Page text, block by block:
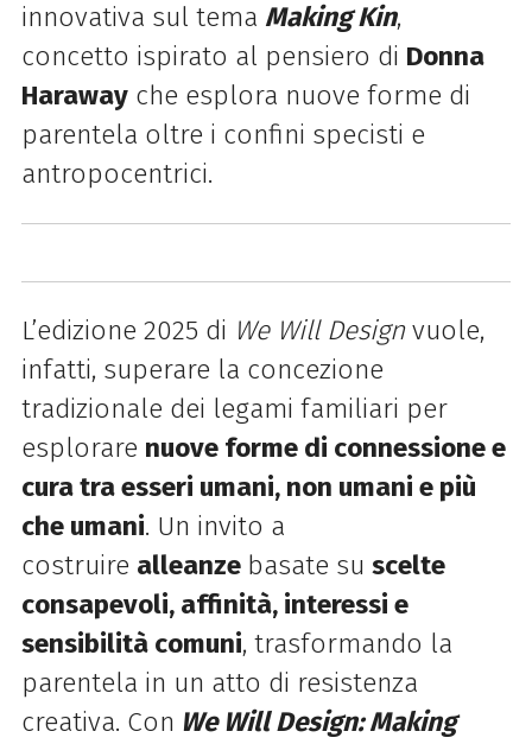
innovativa sul tema Making Kin,
concetto ispirato al pensiero di Donna
Harawayche esplora nuove forme di
parentela oltre i confini specisti e
antropocentrici.
L’edizione 2025 di We Will Design vuole,
infatti, superare la concezione
tradizionale dei legami familiari per
esplorare nuove forme di connessione e
cura tra esseri umani, non umani e più
che umani. Un invito a
costruire alleanze basate su scelte
consapevoli, affinità, interessi e
sensibilità comuni, trasformando la
parentela in un atto di resistenza
creativa. Con We Will Design:Making